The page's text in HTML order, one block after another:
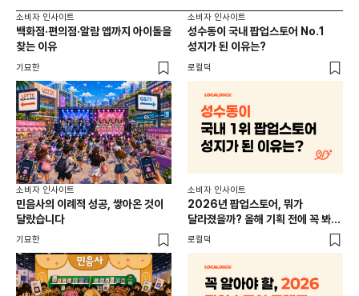
소비자 인사이트
백화점·편의점·알람 앱까지 아이돌을
찾는 이유
기묘한
소비자 인사이트
성수동이 국내 팝업스토어 No.1
성지가 된 이유는?
로컬덕
소비자 인사이트
민음사의 이례적 성공, 쌓아온 것이
달랐습니다
기묘한
소비자 인사이트
2026년 팝업스토어, 뭐가
달라졌을까? 올해 기획 전에 꼭 봐야
할 트렌드 4가지
로컬덕